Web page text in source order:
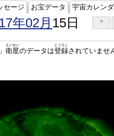
セージ お宝データ 宇宙カレン
年02月 15日 >
衛星
えいせい
のデータは登録
とうろく
されていませ